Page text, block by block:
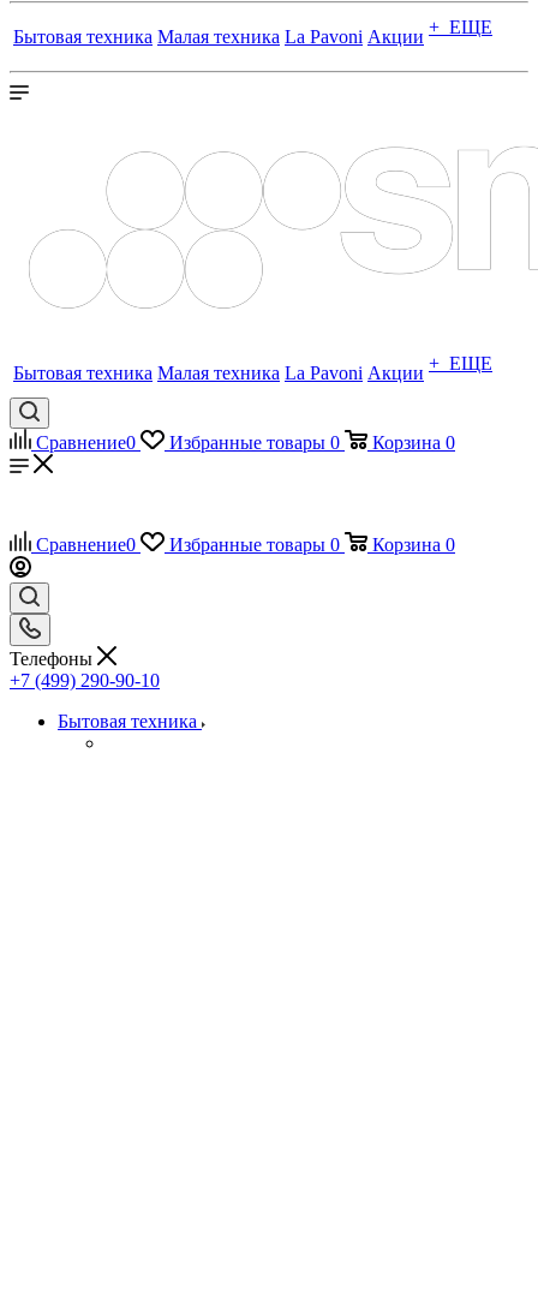
Бытовая техника Малая техника La Pavoni Акции + ЕЩЕ
Бытовая техника Малая техника La Pavoni Акции + ЕЩЕ
Сравнение0 Избранные товары 0 Корзина 0
Сравнение0 Избранные товары 0 Корзина 0
Телефоны
+7 (499) 290-90-10
Бытовая техника